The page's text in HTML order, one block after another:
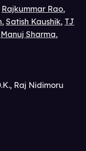
Rajkummar Rao,
, Satish Kaushik, TJ
Manuj Sharma,
, Raj Nidimoru